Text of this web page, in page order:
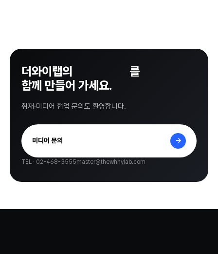
성수멤버
더와이랩의
를
함께 만들어 가세요.
취재·미디어 협업 문의도 환영합니다.
미디어 문의 →
TEL · 02-468-3555master@thewhhylab.com